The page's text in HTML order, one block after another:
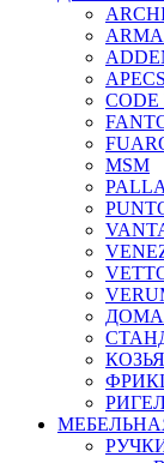
APECS
CODE
MSM